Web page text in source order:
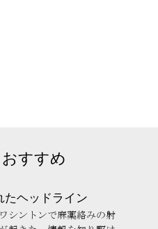
すすめ
たヘッドライン
シントンで麻薬絡みの射